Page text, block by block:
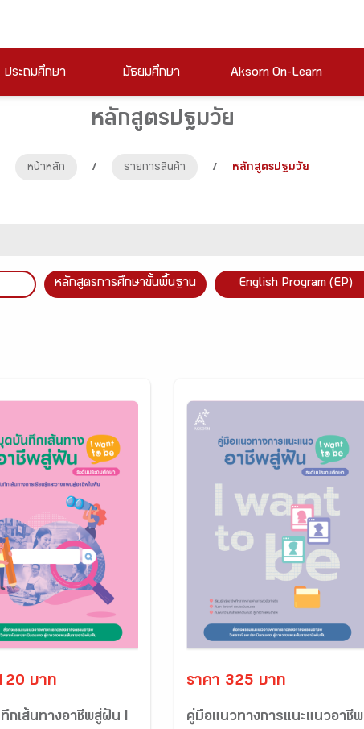
ประถมศึกษา มัธยมศึกษา Aksorn On-Learn
หลักสูตรปฐมวัย
หน้าหลัก / รายการสินค้า / หลักสูตรปฐมวัย
หลักสูตรการศึกษาขั้นพื้นฐาน English Program (EP)
บาท
กเส้นทางอาชีพสู่ฝัน I
ราคา 325 บาท
คู่มือแนวทางการแนะแนวอาชีพ